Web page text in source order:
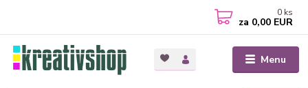
Menu
0 ks
za 0,00 EUR